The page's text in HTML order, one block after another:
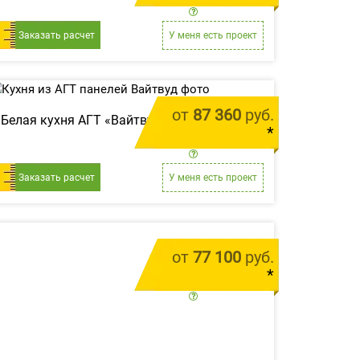
Заказать расчет У меня есть проект
от 87 360 руб.
*
Белая кухня АГТ «Вайтвуд»
Заказать расчет У меня есть проект
от 77 100 руб.
*